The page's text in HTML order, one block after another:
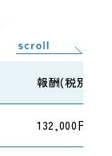
報酬(税別)
132,000円～